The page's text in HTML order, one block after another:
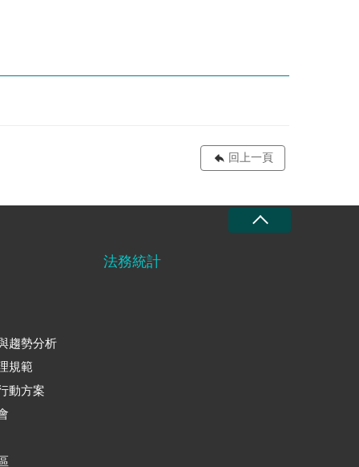
回上一頁
趨勢分析
規範
動方案
法務統計